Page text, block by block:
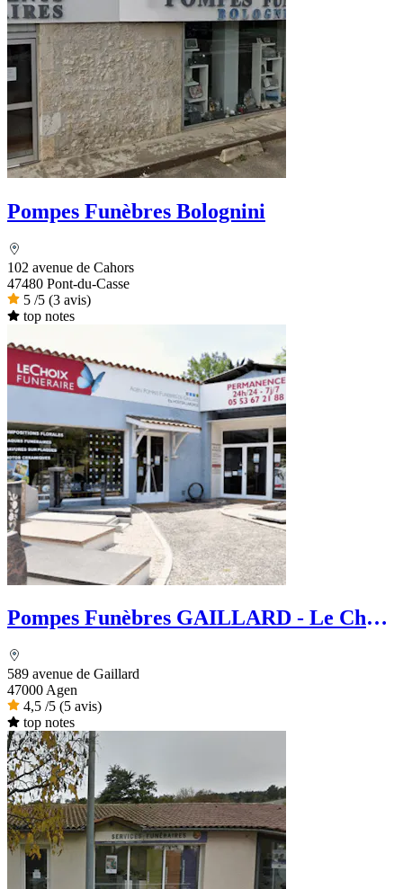
Pompes Funèbres Bolognini
102 avenue de Cahors
47480 Pont-du-Casse
5 /5 (3 avis)
top notes
Pompes Funèbres GAILLARD - Le Choix
589 avenue de Gaillard
47000 Agen
4,5 /5 (5 avis)
top notes